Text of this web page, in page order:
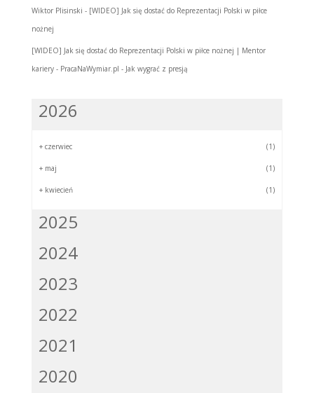
Wiktor Plisinski - [WIDEO] Jak się dostać do Reprezentacji Polski w piłce
nożnej
[WIDEO] Jak się dostać do Reprezentacji Polski w piłce nożnej | Mentor
kariery - PracaNaWymiar.pl - Jak wygrać z presją
2026
+ czerwiec (1)
+ maj (1)
+ kwiecień (1)
2025
2024
2023
2022
2021
2020